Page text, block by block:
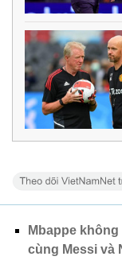
Mbappe
cùng Messi và